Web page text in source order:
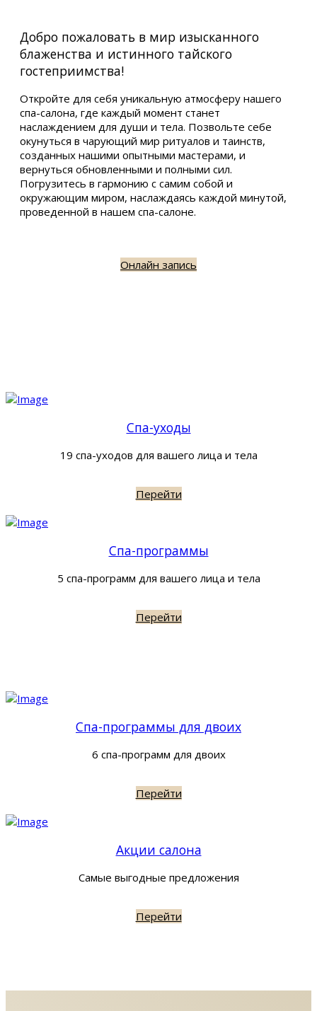
Добро пожаловать в мир изысканного
блаженства и истинного тайского
гостеприимства!
Откройте для себя уникальную атмосферу нашего
спа-салона, где каждый момент станет
наслаждением для души и тела. Позвольте себе
окунуться в чарующий мир ритуалов и таинств,
созданных нашими опытными мастерами, и
вернуться обновленными и полными сил.
Погрузитесь в гармонию с самим собой и
окружающим миром, наслаждаясь каждой минутой,
проведенной в нашем спа-салоне.
Онлайн запись
Спа-уходы
19 спа-уходов для вашего лица и тела
Перейти
Спа-программы
5 спа-программ для вашего лица и тела
Перейти
Спа-программы для двоих
6 спа-программ для двоих
Перейти
Акции салона
Самые выгодные предложения
Перейти